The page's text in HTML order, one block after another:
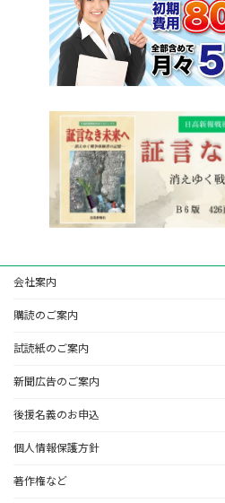
会社案内
購読のご案内
試読紙のご案内
新聞広告のご案内
後援名義のお申込
個人情報保護方針
著作権など